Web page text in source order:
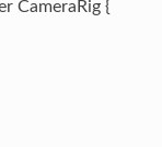
CameraRig {